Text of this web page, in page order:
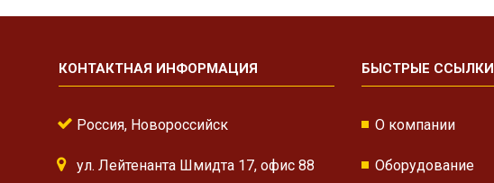
КОНТАКТНАЯ ИНФОРМАЦИЯ
Россия, Новороссийск
ул. Лейтенанта Шмидта 17, офис 88
БЫСТРЫЕ ССЫЛКИ
О компании
Оборудование